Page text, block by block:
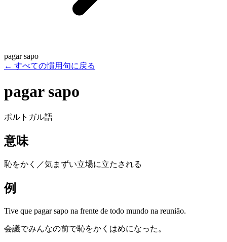
pagar sapo
← すべての慣用句に戻る
pagar sapo
ポルトガル語
意味
恥をかく／気まずい立場に立たされる
例
Tive que pagar sapo na frente de todo mundo na reunião.
会議でみんなの前で恥をかくはめになった。